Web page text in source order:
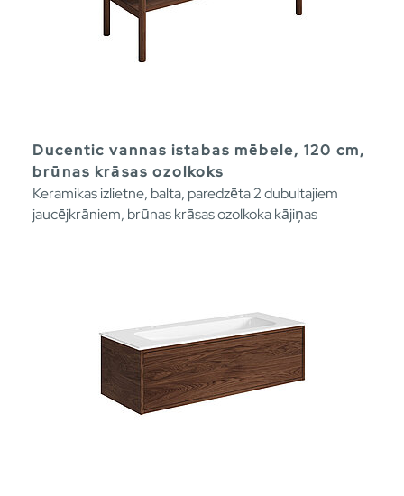
Ducentic vannas istabas mēbele, 120 cm,
brūnas krāsas ozolkoks
Keramikas izlietne, balta, paredzēta 2 dubultajiem
jaucējkrāniem, brūnas krāsas ozolkoka kājiņas